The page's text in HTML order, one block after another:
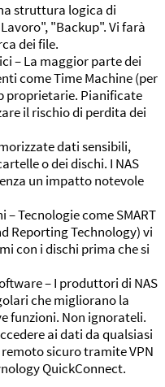
struttura logica di
"Backup". Vi farà
dei file.
– La maggior parte dei
come Time Machine (per
proprietarie. Pianificate
il rischio di perdita dei
dati sensibili,
o dei dischi. I NAS
un impatto notevole
Tecnologie come SMART
Reporting Technology) vi
con i dischi prima che si
– I produttori di NAS
che migliorano la
funzioni. Non ignorateli.
ai dati da qualsiasi
sicuro tramite VPN
QuickConnect.